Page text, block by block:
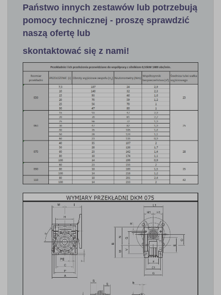
Państwo innych zestawów lub potrzebują
pomocy technicznej - proszę sprawdzić
naszą ofertę lub
skontaktować się z nami!